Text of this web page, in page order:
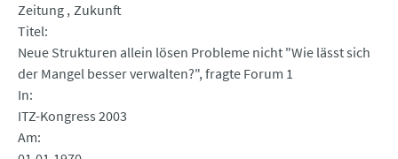
Zeitung Zukunft
Titel
Neue Strukturen allein lösen Probleme nicht "Wie lässt sich
der Mangel besser verwalten?", fragte Forum 1
In
ITZ-Kongress 2003
Am